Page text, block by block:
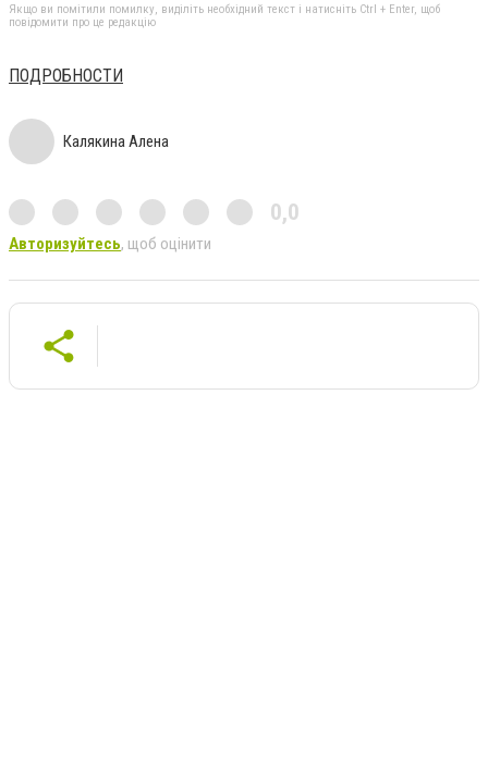
Якщо ви помітили помилку, виділіть необхідний текст і натисніть Ctrl + Enter, щоб
повідомити про це редакцію
ПОДРОБНОСТИ
Калякина Алена
0,0
Авторизуйтесь, щоб оцінити